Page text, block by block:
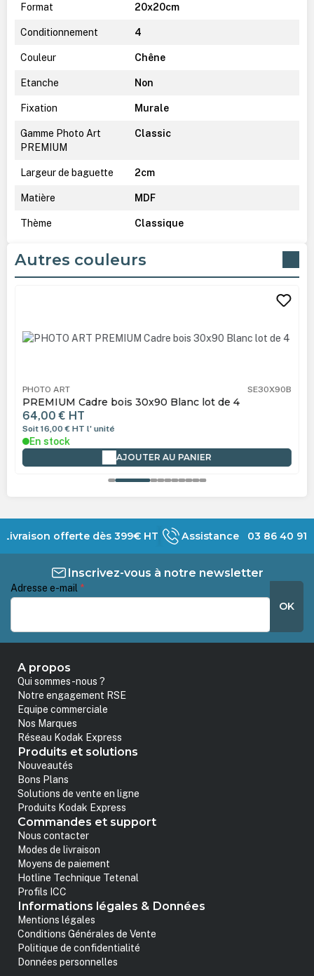
Format 20x20cm
Conditionnement 4
Couleur Chêne
Etanche Non
Fixation Murale
Gamme Photo Art
PREMIUM
Classic
Largeur de baguette 2cm
Matière MDF
Thème Classique
Autres couleurs
PHOTO ART SE30X90B
PREMIUM Cadre bois 30x90 Blanc lot de 4
64,00 € HT
Soit 16,00 € HT l' unité
En stock
AJOUTER AU PANIER
Livraison offerte dès 399€ HT Assistance 03 86 40 91
Inscrivez-vous à notre newsletter
Adresse e-mail *
OK
A propos
Qui sommes-nous ?
Notre engagement RSE
Equipe commerciale
Nos Marques
Réseau Kodak Express
Produits et solutions
Nouveautés
Bons Plans
Solutions de vente en ligne
Produits Kodak Express
Commandes et support
Nous contacter
Modes de livraison
Moyens de paiement
Hotline Technique Tetenal
Profils ICC
Informations légales & Données
Mentions légales
Conditions Générales de Vente
Politique de confidentialité
Données personnelles